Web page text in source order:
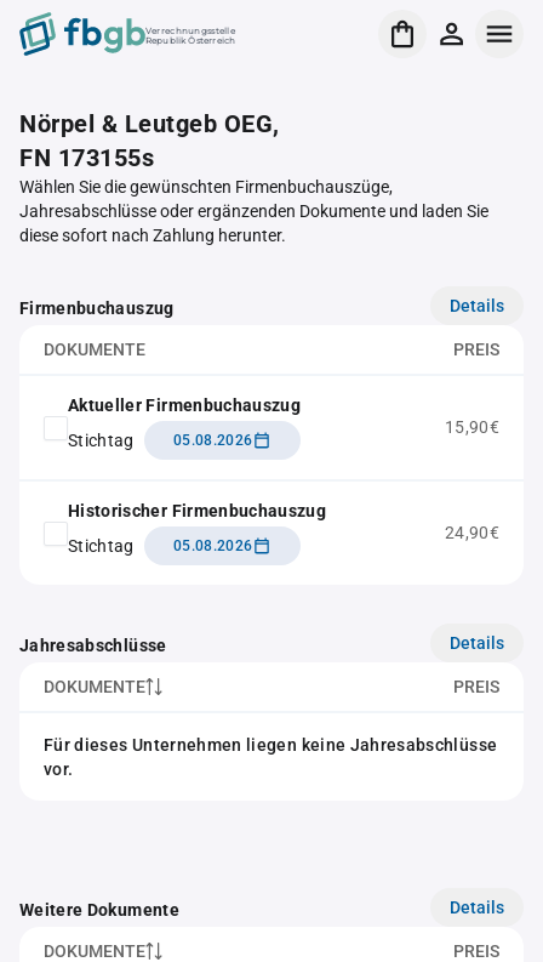
Verrechnungsstelle
Republik Österreich
Nörpel & Leutgeb OEG,
FN 173155s
Wählen Sie die gewünschten Firmenbuchauszüge,
Jahresabschlüsse oder ergänzenden Dokumente und laden Sie
diese sofort nach Zahlung herunter.
Firmenbuchauszug Details
DOKUMENTE PREIS
Aktueller Firmenbuchauszug
Stichtag
05.08.2026
15,90€
Historischer Firmenbuchauszug
Stichtag
05.08.2026
24,90€
Jahresabschlüsse Details
DOKUMENTE PREIS
Für dieses Unternehmen liegen keine Jahresabschlüsse
vor.
Weitere Dokumente Details
DOKUMENTE PREIS